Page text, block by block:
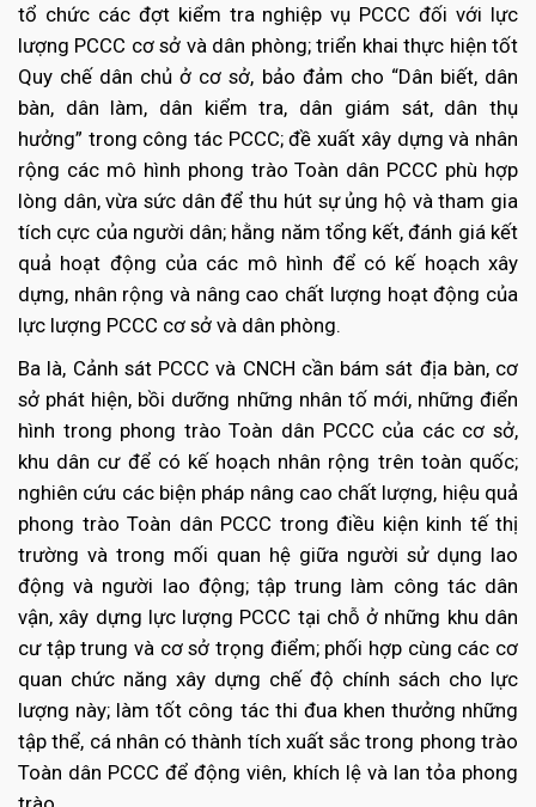
tổ chức các đợt kiểm tra nghiệp vụ PCCC đối với lực
lượng PCCC cơ sở và dân phòng; triển khai thực hiện tốt
Quy chế dân chủ ở cơ sở, bảo đảm cho “Dân biết, dân
bàn, dân làm, dân kiểm tra, dân giám sát, dân thụ
hưởng” trong công tác PCCC; đề xuất xây dựng và nhân
rộng các mô hình phong trào Toàn dân PCCC phù hợp
lòng dân, vừa sức dân để thu hút sự ủng hộ và tham gia
tích cực của người dân; hằng năm tổng kết, đánh giá kết
quả hoạt động của các mô hình để có kế hoạch xây
dựng, nhân rộng và nâng cao chất lượng hoạt động của
lực lượng PCCC cơ sở và dân phòng.
Ba là, Cảnh sát PCCC và CNCH cần bám sát địa bàn, cơ
sở phát hiện, bồi dưỡng những nhân tố mới, những điển
hình trong phong trào Toàn dân PCCC của các cơ sở,
khu dân cư để có kế hoạch nhân rộng trên toàn quốc;
nghiên cứu các biện pháp nâng cao chất lượng, hiệu quả
phong trào Toàn dân PCCC trong điều kiện kinh tế thị
trường và trong mối quan hệ giữa người sử dụng lao
động và người lao động; tập trung làm công tác dân
vận, xây dựng lực lượng PCCC tại chỗ ở những khu dân
cư tập trung và cơ sở trọng điểm; phối hợp cùng các cơ
quan chức năng xây dựng chế độ chính sách cho lực
lượng này; làm tốt công tác thi đua khen thưởng những
tập thể, cá nhân có thành tích xuất sắc trong phong trào
Toàn dân PCCC để động viên, khích lệ và lan tỏa phong